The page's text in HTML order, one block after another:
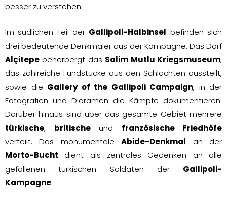
besser zu verstehen.
Im südlichen Teil der Gallipoli-Halbinsel befinden sich
drei bedeutende Denkmäler aus der Kampagne. Das Dorf
Alçitepe beherbergt das Salim Mutlu Kriegsmuseum,
das zahlreiche Fundstücke aus den Schlachten ausstellt,
sowie die Gallery of the Gallipoli Campaign, in der
Fotografien und Dioramen die Kämpfe dokumentieren.
Darüber hinaus sind über das gesamte Gebiet mehrere
türkische, britischeund französische Friedhöfe
verteilt. Das monumentaleAbide-Denkmal an der
Morto-Bucht dient als zentrales Gedenken an alle
gefallenen türkischen Soldaten der Gallipoli-
Kampagne.